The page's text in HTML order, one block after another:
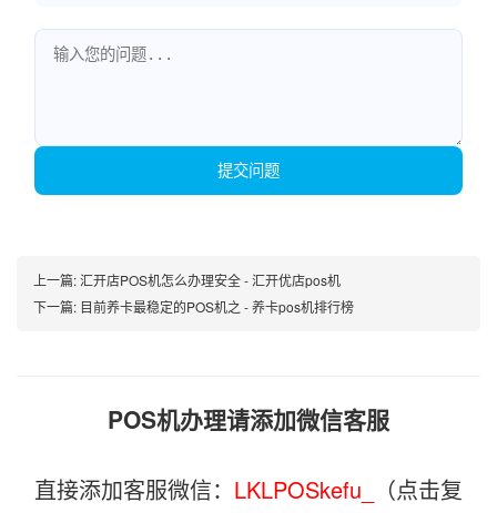
提交问题
上一篇:汇开店POS机怎么办理安全 - 汇开优店pos机
下一篇: 目前养卡最稳定的POS机之 - 养卡pos机排行榜
POS机办理请添加微信客服
直接添加客服微信： LKLPOSkefu_ （点击复